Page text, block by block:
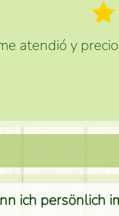
atendió y
ich persönlich